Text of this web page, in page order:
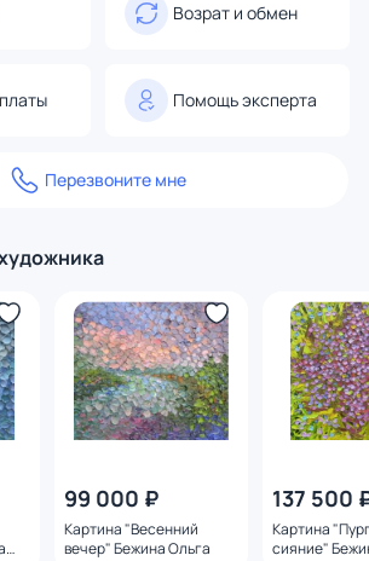
Возрат и обмен
Помощь эксперта
Перезвоните мне
99 000 ₽
Картина "Весенний
вечер" Бежина Ольга
137 500
Картина
сияние"